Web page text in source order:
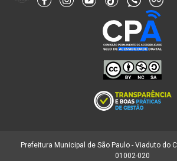
Prefeitura Municipal de São Paulo - Viaduto do
01002-020